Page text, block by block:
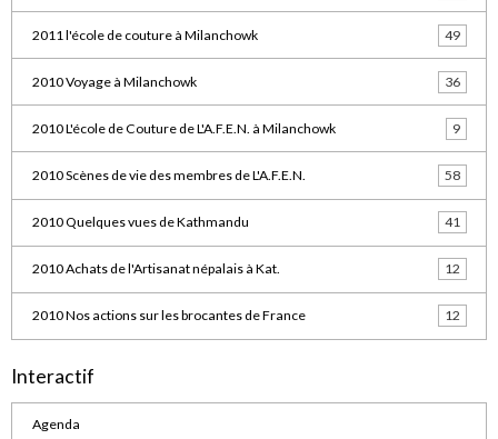
2011 l'école de couture à Milanchowk 49
2010 Voyage à Milanchowk 36
2010 L'école de Couture de L'A.F.E.N. à Milanchowk 9
2010 Scènes de vie des membres de L'A.F.E.N. 58
2010 Quelques vues de Kathmandu 41
2010 Achats de l'Artisanat népalais à Kat. 12
2010 Nos actions sur les brocantes de France 12
Interactif
Agenda